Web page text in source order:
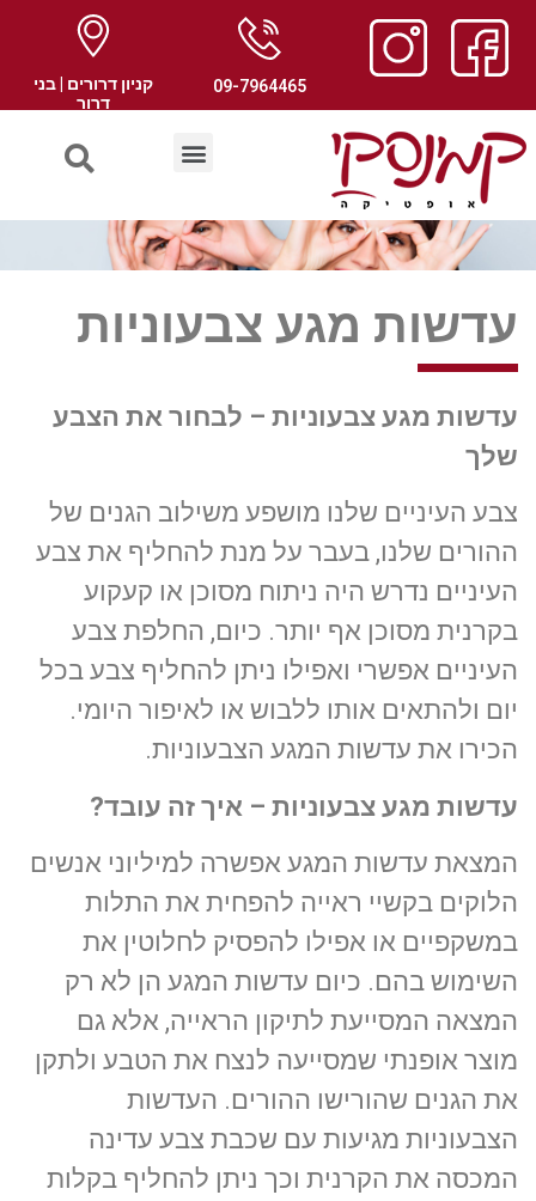
09-7964465
קניון דרורים | בני
דרור
עדשות מגע צבעוניות
עדשות מגע צבעוניות – לבחור את הצבע
שלך
צבע העיניים שלנו מושפע משילוב הגנים של
ההורים שלנו, בעבר על מנת להחליף את צבע
העיניים נדרש היה ניתוח מסוכן או קעקוע
בקרנית מסוכן אף יותר. כיום, החלפת צבע
העיניים אפשרי ואפילו ניתן להחליף צבע בכל
יום ולהתאים אותו ללבוש או לאיפור היומי.
הכירו את עדשות המגע הצבעוניות.
עדשות מגע צבעוניות – איך זה עובד?
המצאת עדשות המגע אפשרה למיליוני אנשים
הלוקים בקשיי ראייה להפחית את התלות
במשקפיים או אפילו להפסיק לחלוטין את
השימוש בהם. כיום עדשות המגע הן לא רק
המצאה המסייעת לתיקון הראייה, אלא גם
מוצר אופנתי שמסייעה לנצח את הטבע ולתקן
את הגנים שהורישו ההורים. העדשות
הצבעוניות מגיעות עם שכבת צבע עדינה
המכסה את הקרנית וכך ניתן להחליף בקלות